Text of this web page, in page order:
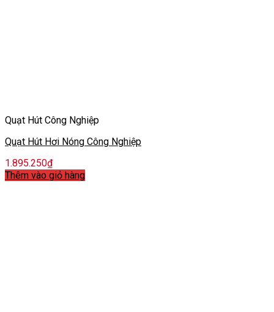
Quạt Hút Công Nghiệp
Quạt Hút Hơi Nóng Công Nghiệp
1.895.250₫
Thêm vào giỏ hàng